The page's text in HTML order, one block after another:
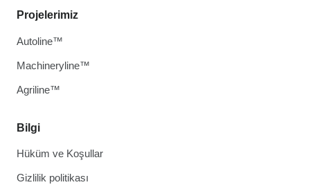
Bilgi
Hüküm ve Koşullar
Gizlilik politikası
Projelerimiz
Autoline™
Machineryline™
Agriline™